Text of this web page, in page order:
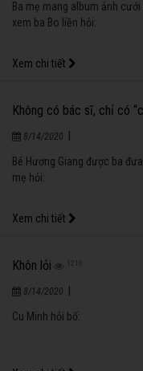
Mỗi lần bé Na đi ngủ, mẹ
chơi tiếp nha con".
Xem chi tiết